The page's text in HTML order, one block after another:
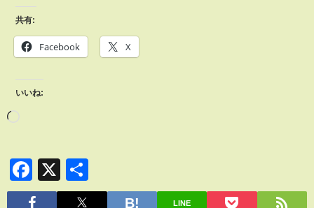
共有:
Facebook X
いいね:
Facebook
X
有
LINE